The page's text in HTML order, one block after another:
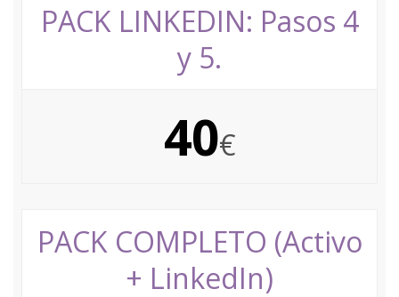
PACK LINKEDIN: Pasos 4
y 5.
40€
PACK COMPLETO (Activo
+ LinkedIn)